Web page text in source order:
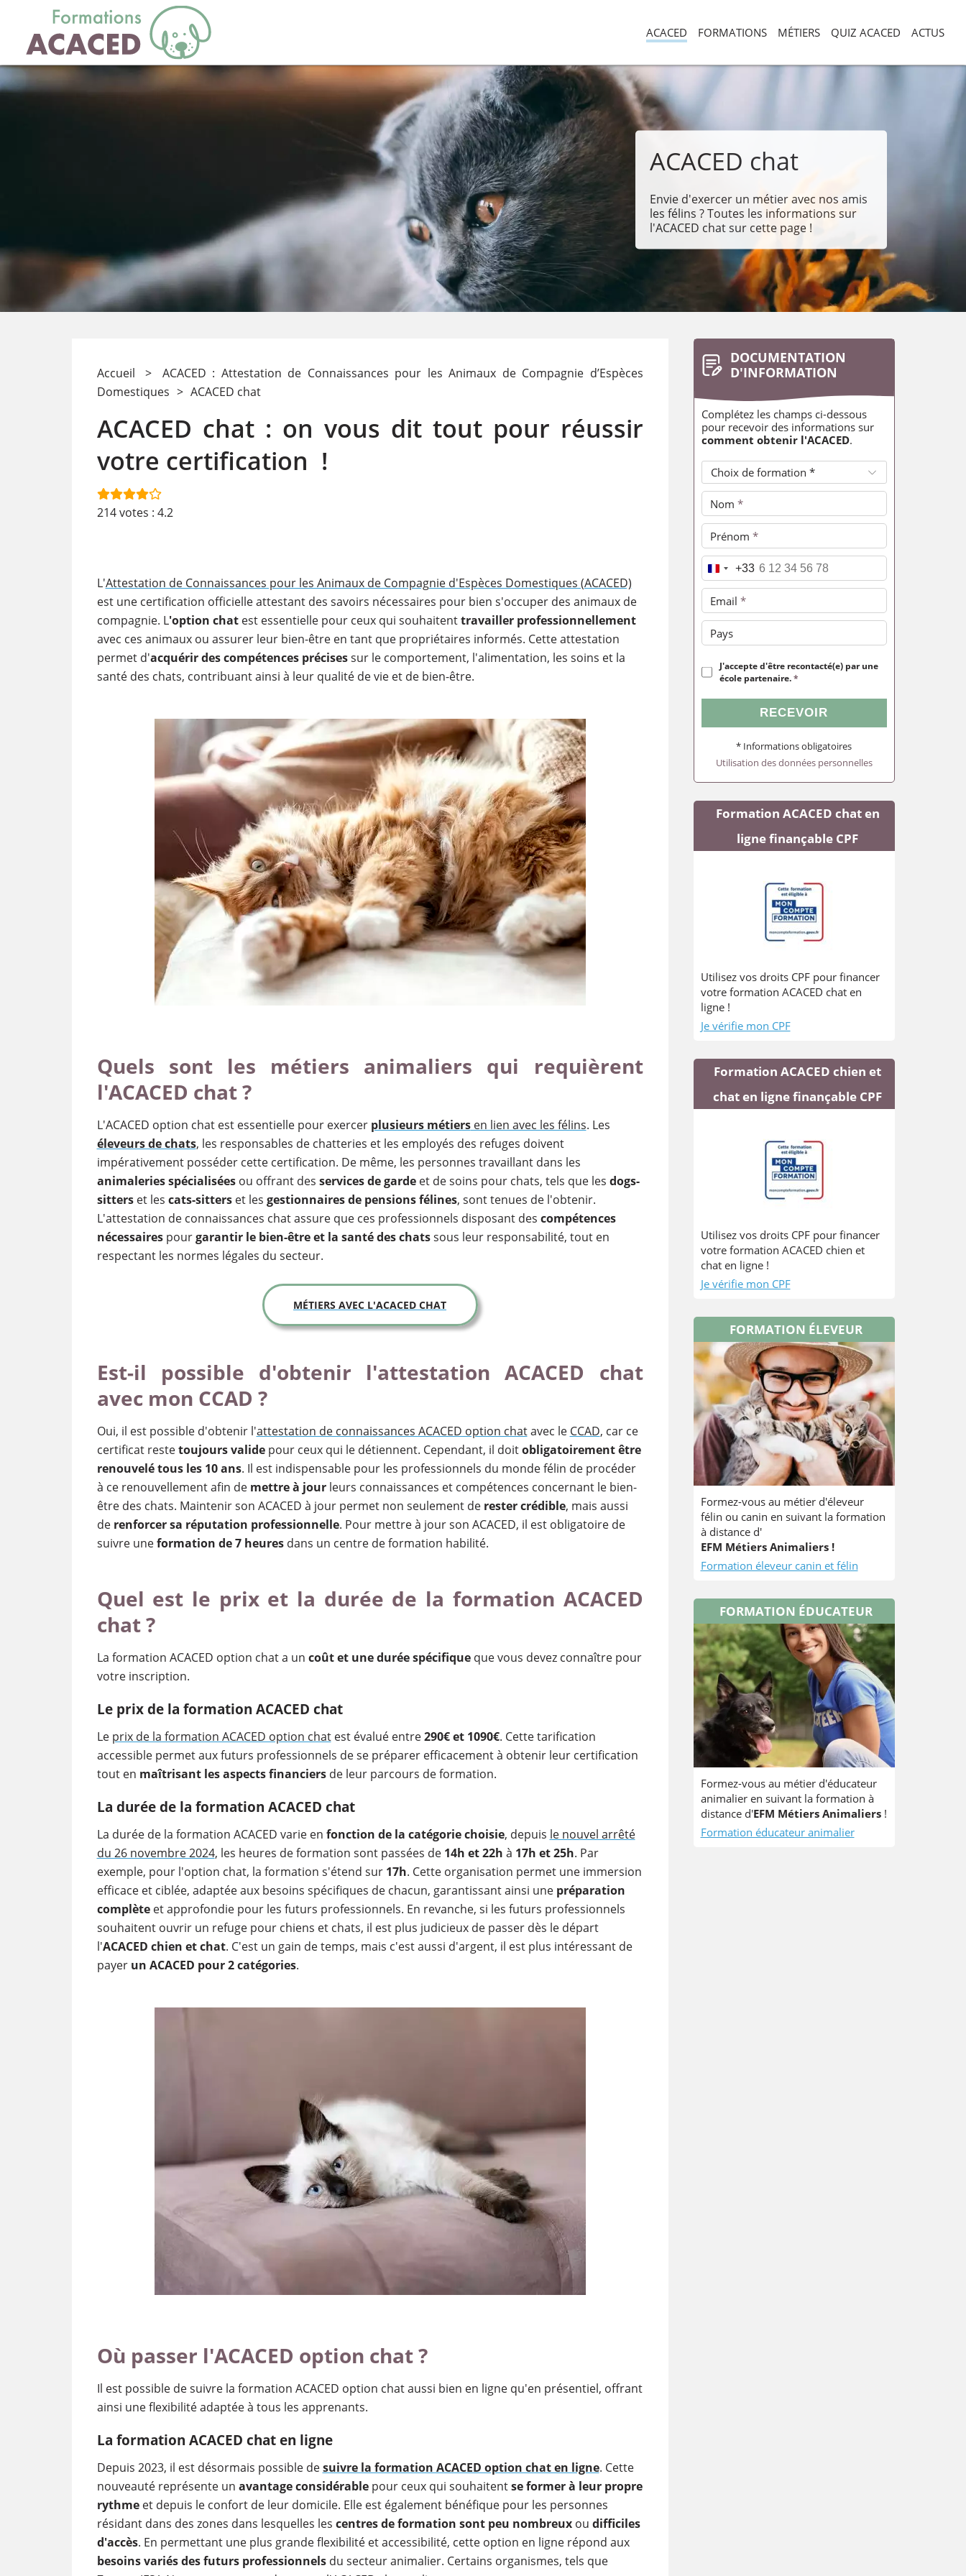
ACACED FORMATIONS MÉTIERS QUIZ ACACED ACTUS
ACACED chat
Envie d'exercer un métier avec nos amis
les félins ? Toutes les informations sur
l'ACACED chat sur cette page !
Accueil >
ACACED : Attestation de Connaissances pour les Animaux de Compagnie d’Espèces
Domestiques > ACACED chat
ACACED chat : on vous dit tout pour réussir
votre certification !
214votes : 4.2
L'Attestation de Connaissances pour les Animaux de Compagnie d'Espèces Domestiques (ACACED)
est une certification officielle attestant des savoirs nécessaires pour bien s'occuper des animaux de
compagnie. L'option chatest essentielle pour ceux qui souhaitenttravailler professionnellement
avec ces animaux ou assurer leur bien-être en tant que propriétaires informés. Cette attestation
permet d'acquérir des compétences précisessur le comportement, l'alimentation, les soins et la
santé des chats, contribuant ainsi à leur qualité de vie et de bien-être.
Quels sont les métiers animaliers qui requièrent
l'ACACED chat ?
L'ACACED option chat est essentielle pour exercer plusieurs métiersen lien avec les félins. Les
éleveurs de chats, les responsables de chatteries et les employés des refuges doivent
impérativement posséder cette certification. De même, les personnes travaillant dans les
animaleries spécialiséesou offrant des services de garde et de soins pour chats, tels que les dogs-
sitters et les cats-sitterset les gestionnaires de pensions félines, sont tenues de l'obtenir.
L'attestation de connaissances chat assure que ces professionnels disposant des compétences
nécessairespourgarantir le bien-être et la santé des chatssous leur responsabilité, tout en
respectant les normes légales du secteur.
MÉTIERS AVEC L'ACACED CHAT
Est-il possible d'obtenir l'attestation ACACED chat
avec mon CCAD ?
Oui, il est possible d'obtenir l'attestation de connaissances ACACED option chatavec le CCAD, car ce
certificat restetoujours validepour ceux qui le détiennent. Cependant, il doitobligatoirement être
renouvelé tous les 10 ans. Il est indispensable pour les professionnels du monde félin de procéder
à ce renouvellement afin de mettre à jour leurs connaissances et compétences concernant le bien-
être des chats. Maintenir son ACACED à jour permet non seulement de rester crédible, mais aussi
de renforcer sa réputation professionnelle. Pour mettre à jour son ACACED, il est obligatoire de
suivre uneformation de 7 heuresdans un centre de formation habilité.
Quel est le prix et la durée de la formation ACACED
chat ?
La formation ACACED option chat a un coût et une durée spécifiqueque vous devez connaître pour
votre inscription.
Le prix de la formation ACACED chat
Le prix de la formation ACACED option chatest évalué entre290€ et 1090€. Cette tarification
accessible permet aux futurs professionnels de se préparer efficacement à obtenir leur certification
tout en maîtrisant les aspects financiersde leur parcours de formation.
La durée de la formation ACACED chat
La durée de la formation ACACED varie en fonction de la catégorie choisie, depuis le nouvel arrêté
du 26 novembre 2024, les heures de formation sont passées de 14h et 22h à 17h et 25h. Par
exemple, pour l'option chat, la formation s'étend sur17h. Cette organisation permet une immersion
efficace et ciblée, adaptée aux besoins spécifiques de chacun, garantissant ainsi une préparation
complèteet approfondie pour les futurs professionnels. En revanche, si les futurs professionnels
souhaitent ouvrir un refuge pour chiens et chats, il est plus judicieux de passer dès le départ
l'ACACED chien et chat. C'est un gain de temps, mais c'est aussi d'argent, il est plus intéressant de
payer un ACACED pour 2 catégories.
Où passer l'ACACED option chat ?
Il est possible de suivre la formation ACACED option chat aussi bien en ligne qu'en présentiel, offrant
ainsi une flexibilité adaptée à tous les apprenants.
La formation ACACED chat en ligne
Depuis 2023, il est désormais possible desuivre la formation ACACED option chat en ligne. Cette
nouveauté représente un avantage considérablepour ceux qui souhaitentse former à leur propre
rythmeet depuis le confort de leur domicile. Elle est également bénéfique pour les personnes
résidant dans des zones dans lesquelles les centres de formation sont peu nombreuxou difficiles
d'accès. En permettant une plus grande flexibilité et accessibilité, cette option en ligne répond aux
besoins variés des futurs professionnelsdu secteur animalier. Certains organismes, tels que
DOCUMENTATION
D'INFORMATION
Complétez les champs ci-dessous
pour recevoir des informations sur
comment obtenir l'ACACED.
Choix de formation *
Nom *
Prénom *
Téléphone*
+33
Email *
Pays
J'accepte d'être recontacté(e) par une
école partenaire.*
RECEVOIR
* Informations obligatoires
Utilisation des données personnelles
Formation ACACED chat en
ligne finançable CPF
Utilisez vos droits CPF pour financer
votre formation ACACED chat en
ligne !
Je vérifie mon CPF
Formation ACACED chien et
chat en ligne finançable CPF
Utilisez vos droits CPF pour financer
votre formation ACACED chien et
chat en ligne !
Je vérifie mon CPF
FORMATION ÉLEVEUR
Formez-vous au métier d'éleveur
félin ou canin en suivant la formation
à distance d'
EFM Métiers Animaliers !
Formation éleveur canin et félin
FORMATION ÉDUCATEUR
Formez-vous au métier d'éducateur
animalier en suivant la formation à
distance d'EFM Métiers Animaliers!
Formation éducateur animalier